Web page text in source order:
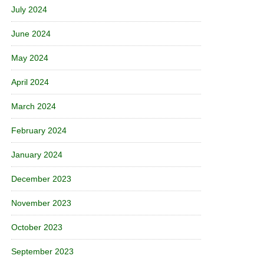
July 2024
June 2024
May 2024
April 2024
March 2024
February 2024
January 2024
December 2023
November 2023
October 2023
September 2023